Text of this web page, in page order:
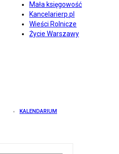
Mała księgowość
Kancelarierp.pl
Wieści Rolnicze
Życie Warszawy
KALENDARIUM